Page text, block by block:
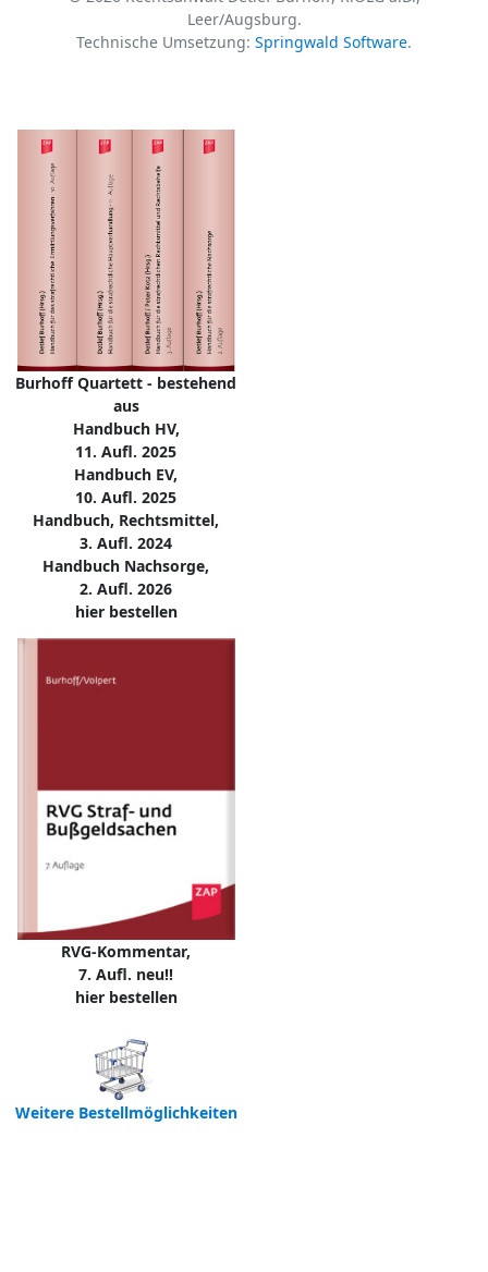
Leer/Augsburg.
Technische Umsetzung: Springwald Software.
Burhoff Quartett - bestehend
aus
Handbuch HV,
11. Aufl. 2025
Handbuch EV,
10. Aufl. 2025
Handbuch, Rechtsmittel,
3. Aufl. 2024
Handbuch Nachsorge,
2. Aufl. 2026
hier bestellen
RVG-Kommentar,
7. Aufl. neu!!
hier bestellen
Weitere Bestellmöglichkeiten